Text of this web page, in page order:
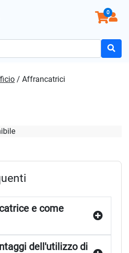
0
/ Affrancatrici
e come
dell'utilizzo di